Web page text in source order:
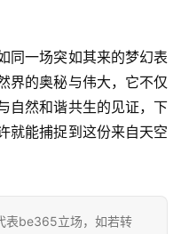
同一场突如其来的梦幻表
界的奥秘与伟大，它不仅
自然和谐共生的见证，下
就能捕捉到这份来自天空
表be365立场，如若转